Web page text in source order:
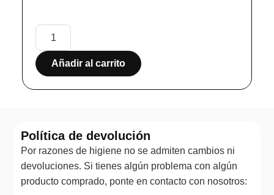
Añadir al carrito
Política de devolución
Por razones de higiene no se admiten cambios ni
devoluciones. Si tienes algún problema con algún
producto comprado, ponte en contacto con nosotros: